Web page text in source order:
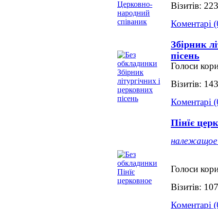
Візитів:
Коментарі
Збірник
пісень
Голоси
Візитів:
Коментарі
Пінїє
належащое
Голоси
Візитів:
Коментарі